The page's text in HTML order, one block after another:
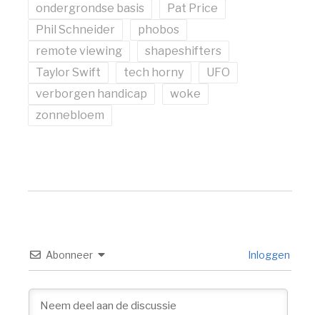
ondergrondse basis
Pat Price
Phil Schneider
phobos
remote viewing
shapeshifters
Taylor Swift
tech horny
UFO
verborgen handicap
woke
zonnebloem
Abonneer Inloggen